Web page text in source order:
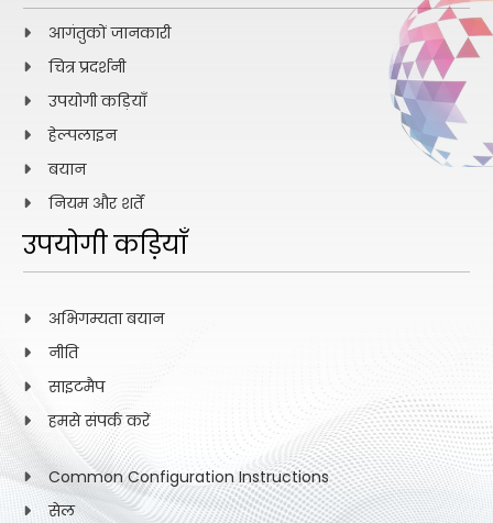
आगंतुकों जानकारी
चित्र प्रदर्शनी
उपयोगी कड़ियाँ
हेल्पलाइन
बयान
नियम और शर्तें
उपयोगी कड़ियाँ
अभिगम्यता बयान
नीति
साइटमैप
हमसे संपर्क करें
Common Configuration Instructions
सेल